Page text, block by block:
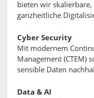
bieten wir
ganzheitliche
Cyber Security
Mit modernem
Management (CTEM)
sensible Daten
Data & AI